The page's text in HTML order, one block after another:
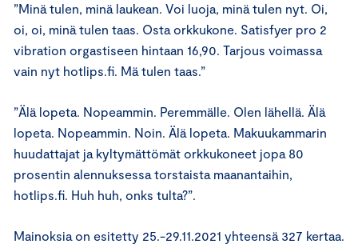
”Minä tulen, minä laukean. Voi luoja, minä tulen nyt. Oi,
oi, oi, minä tulen taas. Osta orkkukone. Satisfyer pro 2
vibration orgastiseen hintaan 16,90. Tarjous voimassa
vain nyt hotlips.fi. Mä tulen taas.”
”Älä lopeta. Nopeammin. Peremmälle. Olen lähellä. Älä
lopeta. Nopeammin. Noin. Älä lopeta. Makuukammarin
huudattajat ja kyltymättömät orkkukoneet jopa 80
prosentin alennuksessa torstaista maanantaihin,
hotlips.fi. Huh huh, onks tulta?”.
Mainoksia on esitetty 25.-29.11.2021 yhteensä 327 kertaa.